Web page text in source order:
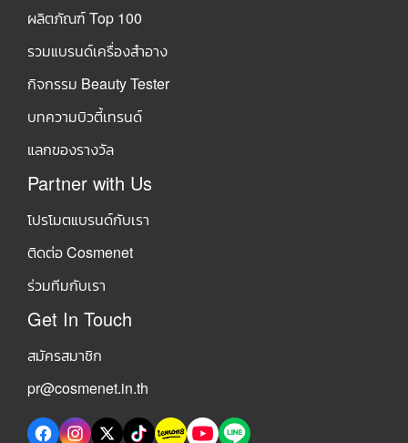
ผลิตภัณฑ์ Top 100
รวมแบรนด์เครื่องสำอาง
กิจกรรม Beauty Tester
บทความบิวตี้เทรนด์
แลกของรางวัล
Partner with Us
โปรโมตแบรนด์กับเรา
ติดต่อ Cosmenet
ร่วมทีมกับเรา
Get In Touch
สมัครสมาชิก
pr@cosmenet.in.th